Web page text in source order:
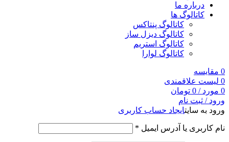
درباره ما
کاتالوگ ها
کاتالوگ پنتاکس
کاتالوگ دیزل ساز
کاتالوگ استریم
کاتالوگ لوارا
0 مقایسه
0 لیست علاقمندی
0 مورد /
0 تومان
ورود / ثبت نام
ورود به سایتایجاد حساب کاربری
نام کاربری یا آدرس ایمیل *